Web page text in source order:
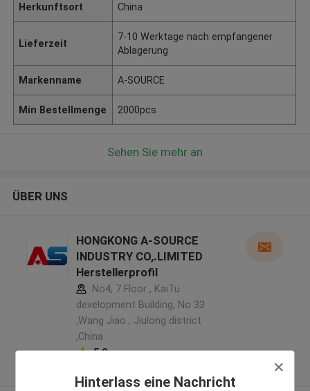
Hinterlass eine Nachricht
Herkunftsort China
Lieferzeit
7-10 Werktage nach empfangener
Ablagerung
Markenname A-SOURCE
Min Bestellmenge 2000pcs
Sehen Sie mehr an
ÜBER UNS
HONGKONG A-SOURCE
INDUSTRY CO,.LIMITED
Herstellerprofil
No4, 7 Floor , KaiTu
development Building, No 33
,Wang Jiao , Jiulong district
,China
5.0